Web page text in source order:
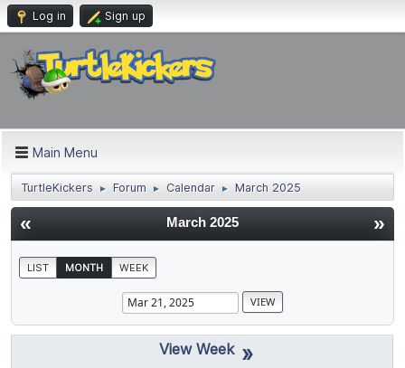
Log in Sign up
Main Menu
TurtleKickers ► Forum ► Calendar ► March 2025
« »
March 2025
LIST MONTH WEEK
»